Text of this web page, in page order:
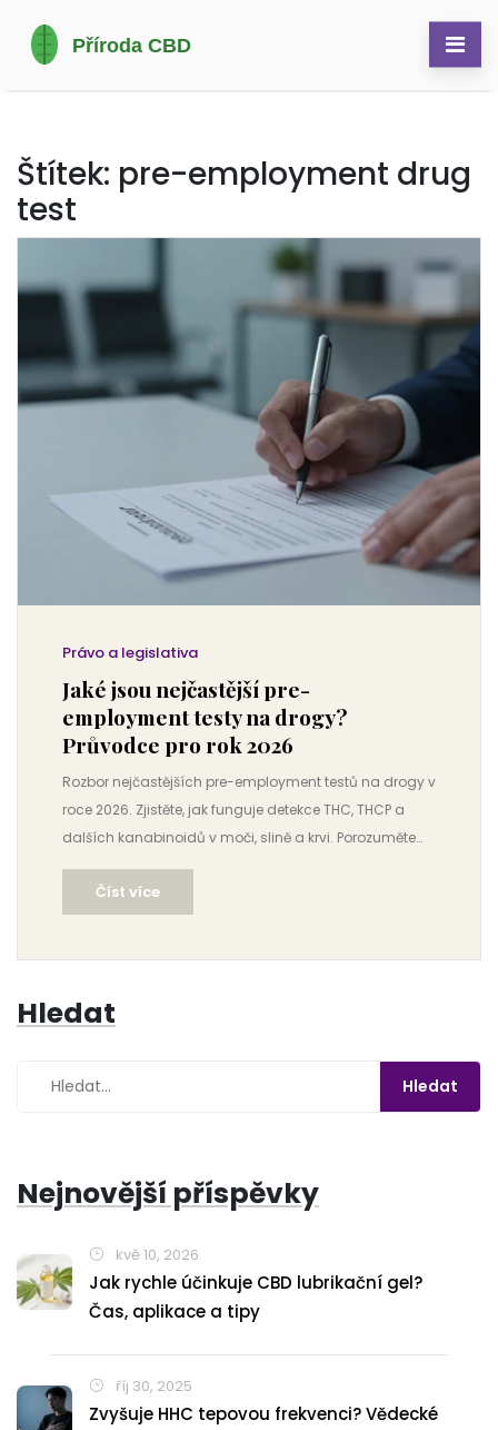
Štítek: pre-employment drug
test
Právo a legislativa
Jaké jsou nejčastější pre-
employment testy na drogy?
Průvodce pro rok 2026
Rozbor nejčastějších pre-employment testů na drogy v
roce 2026. Zjistěte, jak funguje detekce THC, THCP a
dalších kanabinoidů v moči, slině a krvi. Porozuměte
rozdílům mezi skrinovacími a potvrzovacími
metodami.
Číst více
Hledat
Nejnovější příspěvky
kvě 10, 2026
Jak rychle účinkuje CBD lubrikační gel?
Čas, aplikace a tipy
říj 30, 2025
Zvyšuje HHC tepovou frekvenci? Vědecké